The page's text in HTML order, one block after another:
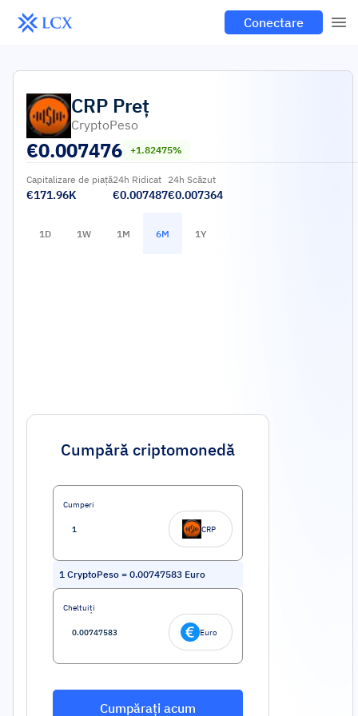
Conectare
CRP Preț
CryptoPeso
€0.007476 +1.82475%
Capitalizare de piață
€171.96K
24h Ridicat
€0.007487
24h Scăzut
€0.007364
1D 1W 1M 6M 1Y
Cumpără criptomonedă
Cumperi
CRP
1 CryptoPeso = 0.00747583 Euro
Cheltuiți
Euro
Cumpărați acum